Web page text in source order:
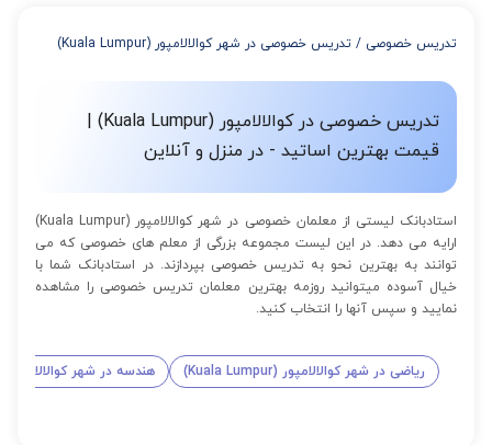
از 12 تا 15 جلسه: 7% تخفیف
تدریس خصوصی / تدریس خصوصی در شهر کوالالامپور (Kuala Lumpur)
تدریس خصوصی در کوالالامپور (Kuala Lumpur) |
قیمت بهترین اساتید - در منزل و آنلاین
استادبانک لیستی از معلمان خصوصی در شهر کوالالامپور (Kuala Lumpur)
ارایه می دهد. در این لیست مجموعه بزرگی از معلم های خصوصی که می
توانند به بهترین نحو به تدریس خصوصی بپردازند. در استادبانک شما با
خیال آسوده میتوانید روزمه بهترین معلمان تدریس خصوصی را مشاهده
نمایید و سپس آنها را انتخاب کنید.
ریاضی در شهر کوالالامپور (Kuala Lumpur) هندسه در شهر کوالالامپور (Kuala Lumpur)